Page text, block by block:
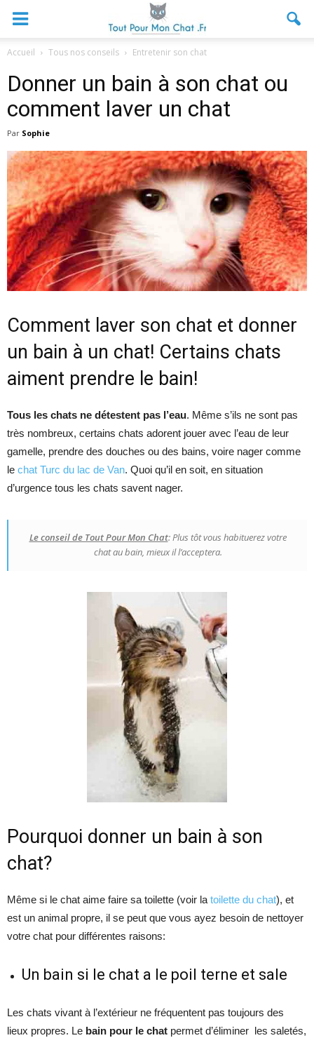
Accueil Tous nos conseils Entretenir son chat
Donner un bain à son chat ou
comment laver un chat
Par Sophie
Comment laver son chat et donner
un bain à un chat! Certains chats
aiment prendre le bain!
Tous les chats ne détestent pas l’eau. Même s’ils ne sont pas
très nombreux, certains chats adorent jouer avec l’eau de leur
gamelle, prendre des douches ou des bains, voire nager comme
le chat Turc du lac de Van. Quoi qu’il en soit, en situation
d’urgence tous les chats savent nager.
Le conseil de Tout Pour Mon Chat: Plus tôt vous habituerez votre
chat au bain, mieux il l’acceptera.
Pourquoi donner un bain à son
chat?
Même si le chat aime faire sa toilette (voir la toilette du chat), et
est un animal propre, il se peut que vous ayez besoin de nettoyer
votre chat pour différentes raisons:
Un bain si le chat a le poil terne et sale
Les chats vivant à l’extérieur ne fréquentent pas toujours des
lieux propres. Le bain pour le chat permet d’éliminer les saletés,